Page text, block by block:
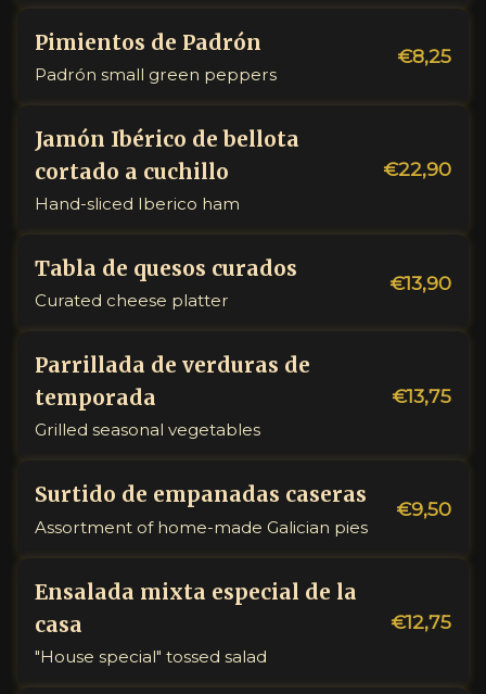
Pimientos de Padrón
Padrón small green peppers
€8,25
Jamón Ibérico de bellota
cortado a cuchillo
Hand-sliced Iberico ham
€22,90
Tabla de quesos curados
Curated cheese platter
€13,90
Parrillada de verduras de
temporada
Grilled seasonal vegetables
€13,75
Surtido de empanadas caseras
Assortment of home-made Galician pies
€9,50
Ensalada mixta especial de la
casa
"House special" tossed salad
€12,75